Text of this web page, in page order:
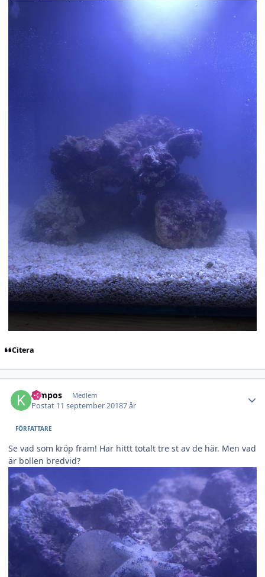
Citera
Kimpos Medlem
Postat 11 september 20187 år
FÖRFATTARE
Se vad som kröp fram! Har hittt totalt tre st av de här. Men vad
är bollen bredvid?